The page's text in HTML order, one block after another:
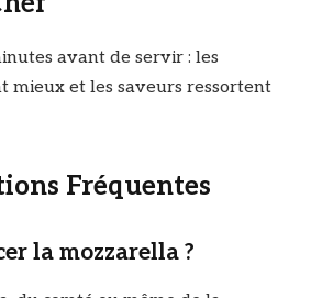
avant de servir : les
mieux et les saveurs ressortent
Fréquentes
la mozzarella ?